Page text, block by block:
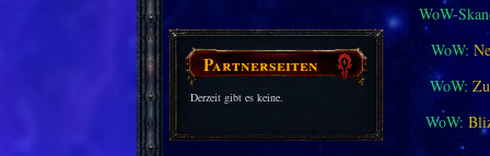
Partnerseiten
Derzeit gibt es keine.
WoW-
WoW:
WoW:
WoW: